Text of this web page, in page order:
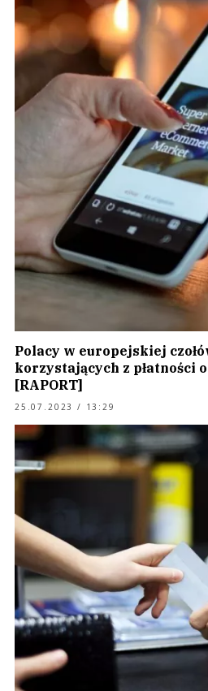
Polacy w europejskiej
korzystających z płatności
[RAPORT]
25.07.2023 / 13:29